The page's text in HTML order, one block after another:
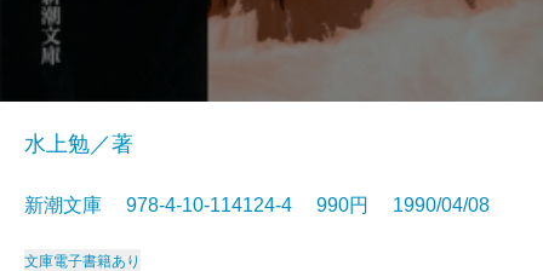
水上勉／著
新潮文庫 978-4-10-114124-4 990円 1990/04/08
文庫電子書籍あり